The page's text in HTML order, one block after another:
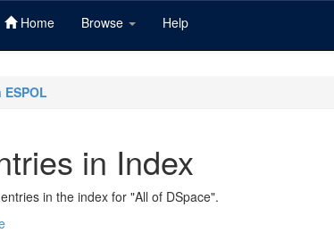
Home Browse Help
ESPOL
in Index
in the index for "All of DSpace".